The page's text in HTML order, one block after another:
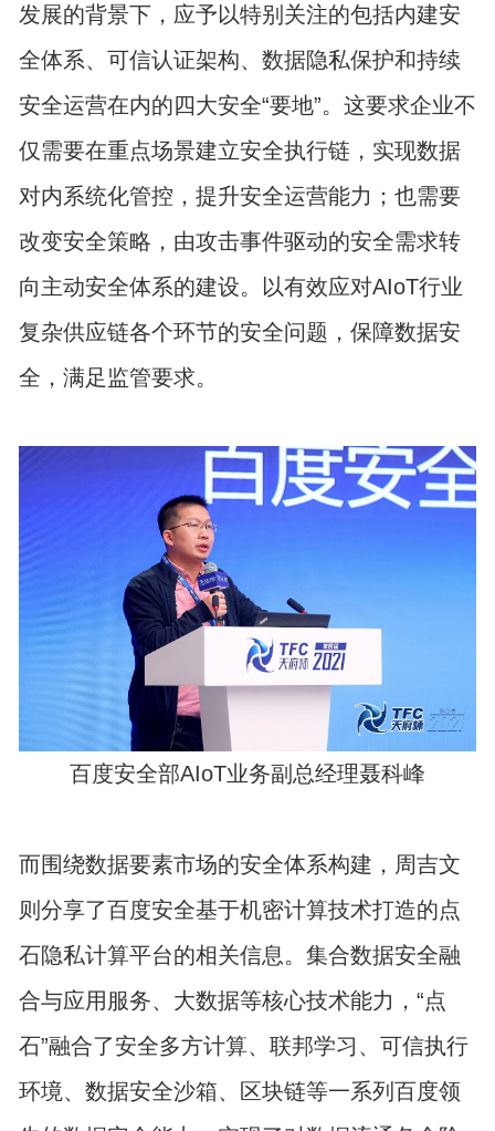
发展的背景下，应予以特别关注的包括内建安
全体系、可信认证架构、数据隐私保护和持续
安全运营在内的四大安全“要地”。这要求企业不
仅需要在重点场景建立安全执行链，实现数据
对内系统化管控，提升安全运营能力；也需要
改变安全策略，由攻击事件驱动的安全需求转
向主动安全体系的建设。以有效应对AIoT行业
复杂供应链各个环节的安全问题，保障数据安
全，满足监管要求。
百度安全部AIoT业务副总经理聂科峰
而围绕数据要素市场的安全体系构建，周吉文
则分享了百度安全基于机密计算技术打造的点
石隐私计算平台的相关信息。集合数据安全融
合与应用服务、大数据等核心技术能力，“点
石”融合了安全多方计算、联邦学习、可信执行
环境、数据安全沙箱、区块链等一系列百度领